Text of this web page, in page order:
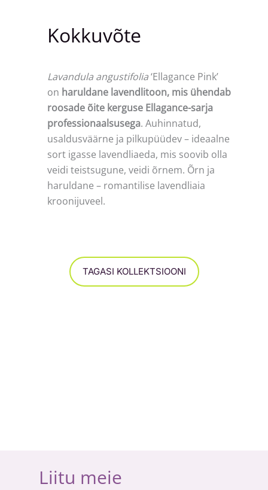
Kokkuvõte
Lavandula angustifolia‘Ellagance Pink’
on haruldane lavendlitoon, mis ühendab
roosade õite kerguse Ellagance-sarja
professionaalsusega. Auhinnatud,
usaldusväärne ja pilkupüüdev – ideaalne
sort igasse lavendliaeda, mis soovib olla
veidi teistsugune, veidi õrnem. Õrn ja
haruldane – romantilise lavendliaia
kroonijuveel.
TAGASI KOLLEKTSIOONI
Liitu meie